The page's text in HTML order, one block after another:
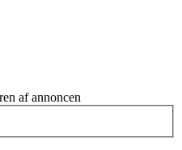
af annoncen